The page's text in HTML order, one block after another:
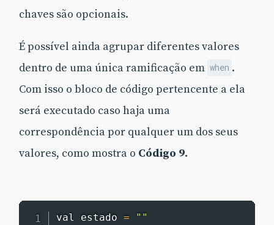
chaves são opcionais.
É possível ainda agrupar diferentes valores
dentro de uma única ramificação em when .
Com isso o bloco de código pertencente a ela
será executado caso haja uma
correspondência por qualquer um dos seus
valores, como mostra o Código 9.
val estado = ""